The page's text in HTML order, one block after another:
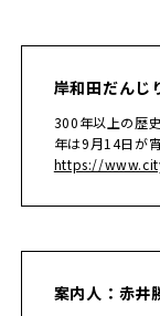
岸和田だんじ
300年以上の歴
年は9月14日が
https://
案内人：赤井